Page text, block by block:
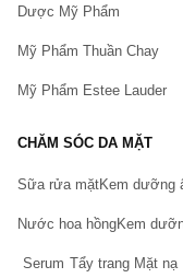
Hãy báo lỗi cho
Dược Mỹ Phẩm
Mỹ Phẩm Thuần Chay
Mỹ Phẩm Estee Lauder
CHĂM SÓC DA MẶT
Sữa rửa mặtKem dưỡng
Nước hoa hồngKem
Serum Tẩy trang Mặt nạ